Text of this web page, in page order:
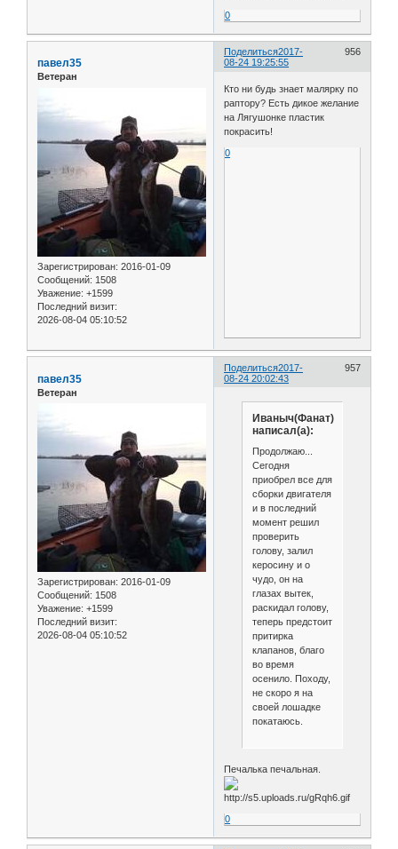
0
Поделиться 956
2017-
08-24 19:25:55
павел35
Ветеран
Зарегистрирован: 2016-01-09
Сообщений: 1508
Уважение: +1599
Последний визит:
2026-08-04 05:10:52
Кто ни будь знает малярку по
раптору? Есть дикое желание
на Лягушонке пластик
покрасить!
0
Поделиться 957
2017-
08-24 20:02:43
павел35
Ветеран
Зарегистрирован: 2016-01-09
Сообщений: 1508
Уважение: +1599
Последний визит:
2026-08-04 05:10:52
Иваныч(Фанат)
написал(а):
Продолжаю...
Сегодня
приобрел все для
сборки двигателя
и в последний
момент решил
проверить
голову, залил
керосину и о
чудо, он на
глазах вытек,
раскидал голову,
теперь предстоит
притирка
клапанов, благо
во время
осенило. Походу,
не скоро я на
своей лошадке
покатаюсь.
Печалька печальная.
0